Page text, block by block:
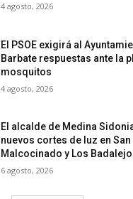
4 agosto, 2026
El PSOE exigirá al
Barbate respuestas ante la
mosquitos
4 agosto, 2026
El alcalde de Medina
nuevos cortes de luz en
Malcocinado y Los
6 agosto, 2026